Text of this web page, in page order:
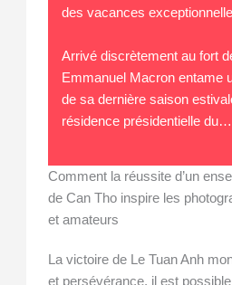
des vacances
Arrivé discrètement au fort
Emmanuel Macron entame
de sa dernière saison
résidence présidentielle du…
Comment la réussite d’un
de Can Tho inspire les
et amateurs
La victoire de Le Tuan Anh
et persévérance, il est